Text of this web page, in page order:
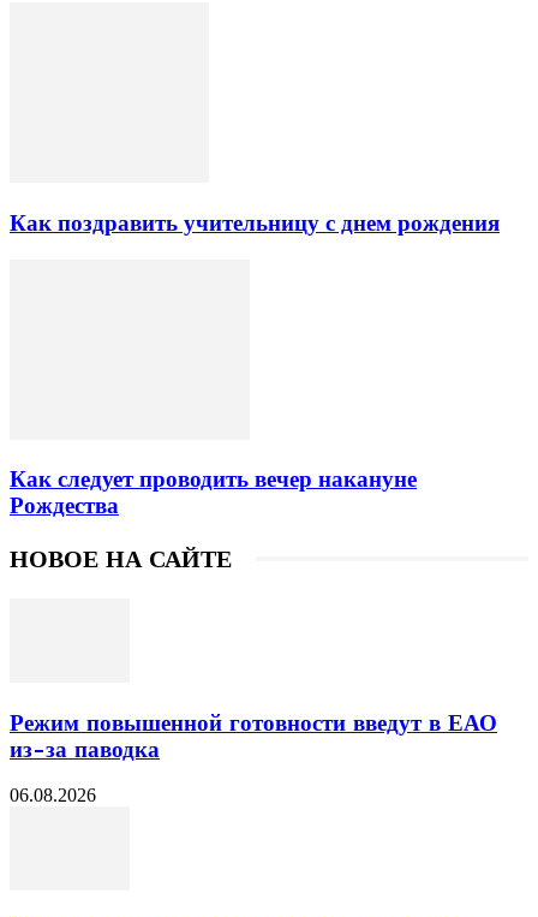
Как поздравить учительницу с днем рождения
Как следует проводить вечер накануне
Рождества
НОВОЕ НА САЙТЕ
Режим повышенной готовности введут в ЕАО
из-за паводка
06.08.2026